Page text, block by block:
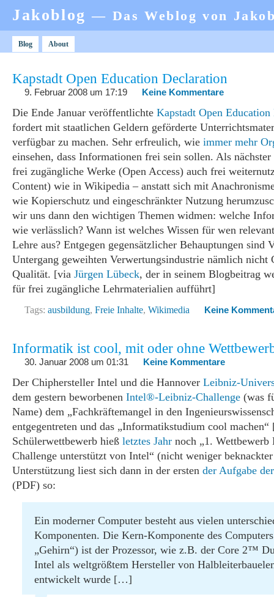
Jakoblog— Das Weblog von
Blog About
Kapstadt Open Education Declaration
9. Februar 2008 um 17:19 Keine Kommentare
Die Ende Januar veröffentlichte Kapstadt Open
fordert mit staatlichen Geldern geförderte
verfügbar zu machen. Sehr erfreulich, wie immer mehr
einsehen, dass Informationen frei sein sollen. Als
frei zugängliche Werke (Open Access) auch frei
Content) wie in Wikipedia – anstatt sich mit
wie Kopierschutz und eingeschränkter Nutzung
wir uns dann den wichtigen Themen widmen: welche
wie verlässlich? Wann ist welches Wissen für wen
Lehre aus? Entgegen gegensätzlicher Behauptungen sind
Untergang geweihten Verwertungsindustrie nämlich nicht
Qualität. [via Jürgen Lübeck, der in seinem Blogbeitrag
für frei zugängliche Lehrmaterialien aufführt]
Tags: ausbildung, Freie Inhalte, Wikimedia Keine
Informatik ist cool, mit oder ohne
30. Januar 2008 um 01:31 Keine Kommentare
Der Chiphersteller Intel und die Hannover Leibniz-
dem gestern beworbenen Intel®-Leibniz-Challenge (was
Name) dem „Fachkräftemangel in den
entgegentreten und das „Informatikstudium cool machen“
Schülerwettbewerb hieß letztes Jahr noch „1. Wettbewerb
Challenge unterstützt von Intel“ (nicht weniger
Unterstützung liest sich dann in der ersten der Aufgabe
(PDF) so:
Ein moderner Computer besteht aus vielen
Komponenten. Die Kern-Komponente des
„Gehirn“) ist der Prozessor, wie z.B. der Core 2™
Intel als weltgrößtem Hersteller von
entwickelt wurde […]